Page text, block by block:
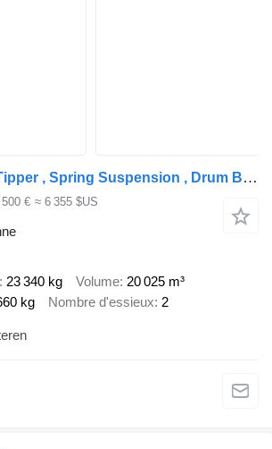
CIF 2 Axle Steel Tipper , Spring Suspension , Drum Brakes
500 € ≈ 6 355 $US
23 340 kg Volume 20 025 m³
kg Nombre d'essieux 2